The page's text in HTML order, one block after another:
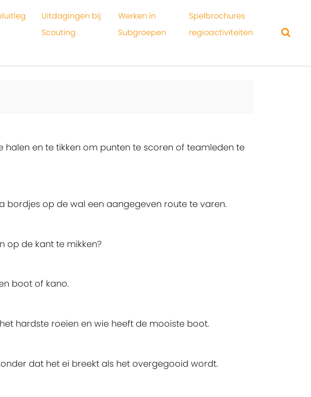
Uitdagingen bij
Scouting
Werken in
Subgroepen
Spelbrochures
regioactiviteiten
en te tikken om punten te scoren of teamleden te
bordjes op de wal een aangegeven route te varen.
op de kant te mikken?
boot of kano.
hardste roeien en wie heeft de mooiste boot.
dat het ei breekt als het overgegooid wordt.